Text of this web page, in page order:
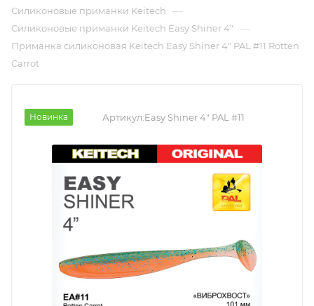
Силиконовые приманки Keitech —
Силиконовые приманки Keitech Easy Shiner 4" —
Приманка силиконовая Keitech Easy Shiner 4" PAL #11 Rotten
Carrot
Новинка Артикул:Easy Shiner 4" PAL #11